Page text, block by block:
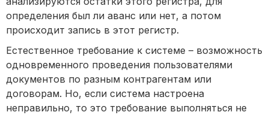
определения был ли аванс или нет, а потом
происходит запись в этот регистр.
Естественное требование к системе – возможность
одновременного проведения пользователями
документов по разным контрагентам или
договорам. Но, если система настроена
неправильно, то это требование выполняться не